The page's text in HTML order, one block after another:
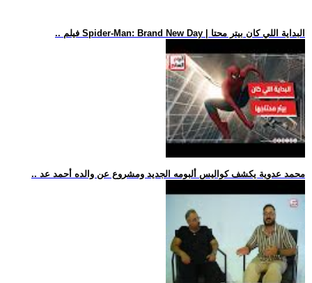
.. فيلم Spider-Man: Brand New Day | البداية اللي كان بيتر محتا
.. محمد عدوية يكشف كواليس ألبومه الجديد ومشروع عن والده أحمد عد